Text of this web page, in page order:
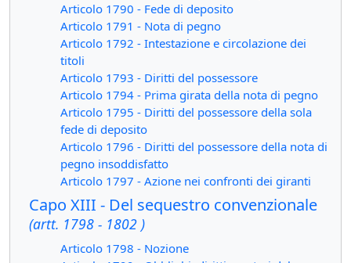
Articolo 1790 - Fede di deposito
Articolo 1791 - Nota di pegno
Articolo 1792 - Intestazione e circolazione dei
titoli
Articolo 1793 - Diritti del possessore
Articolo 1794 - Prima girata della nota di pegno
Articolo 1795 - Diritti del possessore della sola
fede di deposito
Articolo 1796 - Diritti del possessore della nota di
pegno insoddisfatto
Articolo 1797 - Azione nei confronti dei giranti
Capo XIII - Del sequestro convenzionale
(artt. 1798 - 1802 )
Articolo 1798 - Nozione